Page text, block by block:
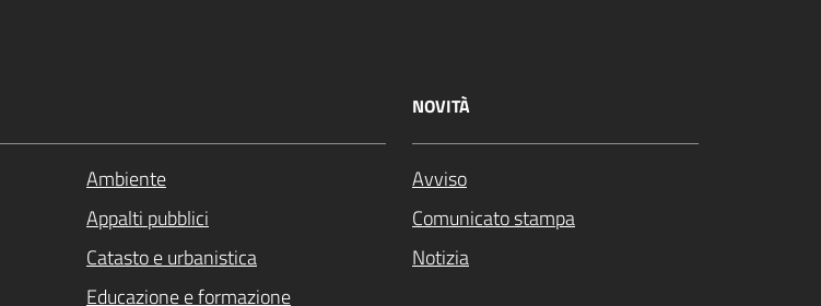
Ambiente
Appalti pubblici
Catasto e urbanistica
Educazione e formazione
NOVITÀ
Avviso
Comunicato stampa
Notizia